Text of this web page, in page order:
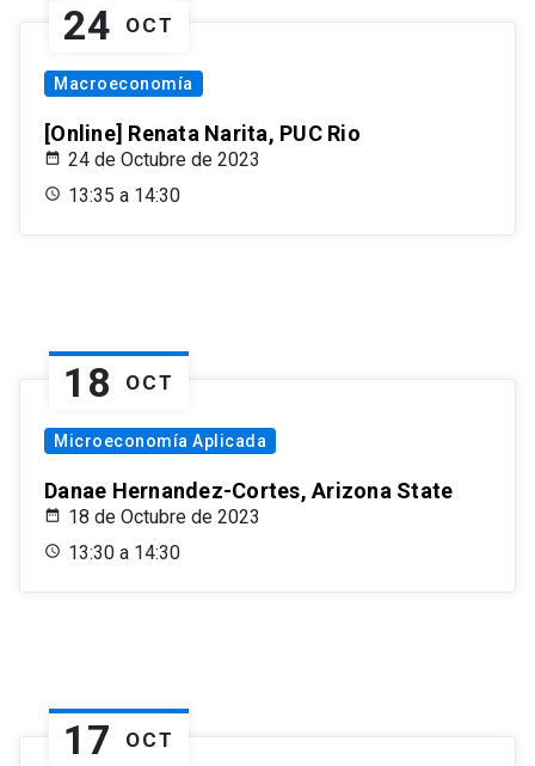
24 OCT
Macroeconomía
[Online] Renata Narita, PUC Rio
24 de Octubre de 2023
13:35 a 14:30
18 OCT
Microeconomía Aplicada
Danae Hernandez-Cortes, Arizona State
18 de Octubre de 2023
13:30 a 14:30
17 OCT